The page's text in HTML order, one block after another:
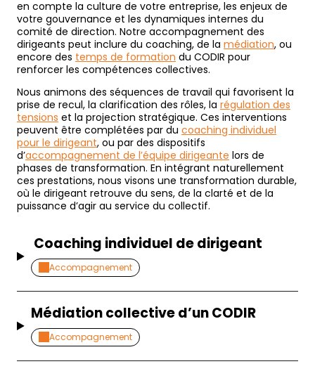
en compte la culture de votre entreprise, les enjeux de
votre gouvernance et les dynamiques internes du
comité de direction. Notre accompagnement des
dirigeants peut inclure du coaching, de la médiation, ou
encore des temps de formation du CODIR pour
renforcer les compétences collectives.
Nous animons des séquences de travail qui favorisent la
prise de recul, la clarification des rôles, la régulation des
tensions et la projection stratégique. Ces interventions
peuvent être complétées par du coaching individuel
pour le dirigeant, ou par des dispositifs
d’accompagnement de l’équipe dirigeante lors de
phases de transformation. En intégrant naturellement
ces prestations, nous visons une transformation durable,
où le dirigeant retrouve du sens, de la clarté et de la
puissance d’agir au service du collectif.
Coaching individuel de dirigeant
Accompagnement
Médiation collective d’un CODIR
Accompagnement